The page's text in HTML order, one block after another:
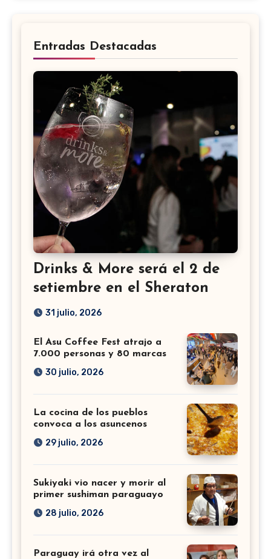
Entradas Destacadas
Drinks & More será el 2 de
setiembre en el Sheraton
31 julio, 2026
El Asu Coffee Fest atrajo a
7.000 personas y 80 marcas
30 julio, 2026
La cocina de los pueblos
convoca a los asuncenos
29 julio, 2026
Sukiyaki vio nacer y morir al
primer sushiman paraguayo
28 julio, 2026
Paraguay irá otra vez al